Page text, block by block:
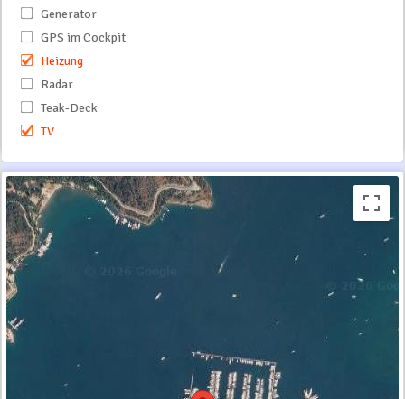
Generator
GPS im Cockpit
Heizung
Radar
Teak-Deck
TV